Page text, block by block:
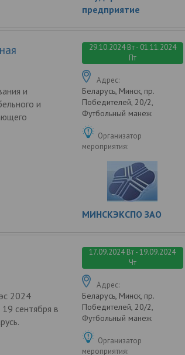
предприятие
и
и
29.10.2024 Вт - 01.11.2024
Пт
Адрес:
Беларусь, Минск, пр.
Победителей, 20/2,
Футбольный манеж
Организатор
мероприятия:
МИНСКЭКСПО ЗАО
2024
сентября в
17.09.2024 Вт - 19.09.2024
Чт
Адрес:
Беларусь, Минск, пр.
Победителей, 20/2,
Футбольный манеж
Организатор
мероприятия: